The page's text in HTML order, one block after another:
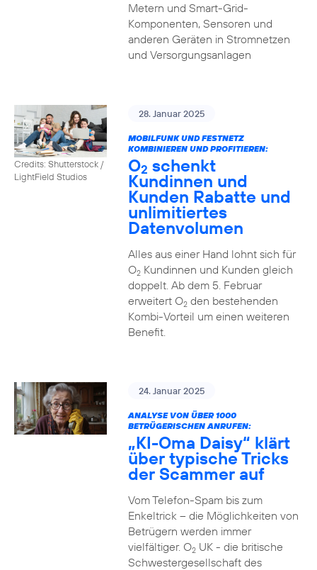
Metern und Smart-Grid-
Komponenten, Sensoren und
anderen Geräten in Stromnetzen
und Versorgungsanlagen
Credits: Shutterstock /
LightField Studios
28. Januar 2025
MOBILFUNK UND FESTNETZ
KOMBINIEREN UND PROFITIEREN:
O2 schenkt
Kundinnen und
Kunden Rabatte und
unlimitiertes
Datenvolumen
Alles aus einer Hand lohnt sich für
O2Kundinnen und Kunden gleich
doppelt. Ab dem 5. Februar
erweitert O2den bestehenden
Kombi-Vorteil um einen weiteren
Benefit.
24. Januar 2025
ANALYSE VON ÜBER 1000
BETRÜGERISCHEN ANRUFEN:
„KI-Oma Daisy“ klärt
über typische Tricks
der Scammer auf
Vom Telefon-Spam bis zum
Enkeltrick – die Möglichkeiten von
Betrügern werden immer
vielfältiger. O2UK - die britische
Schwestergesellschaft des